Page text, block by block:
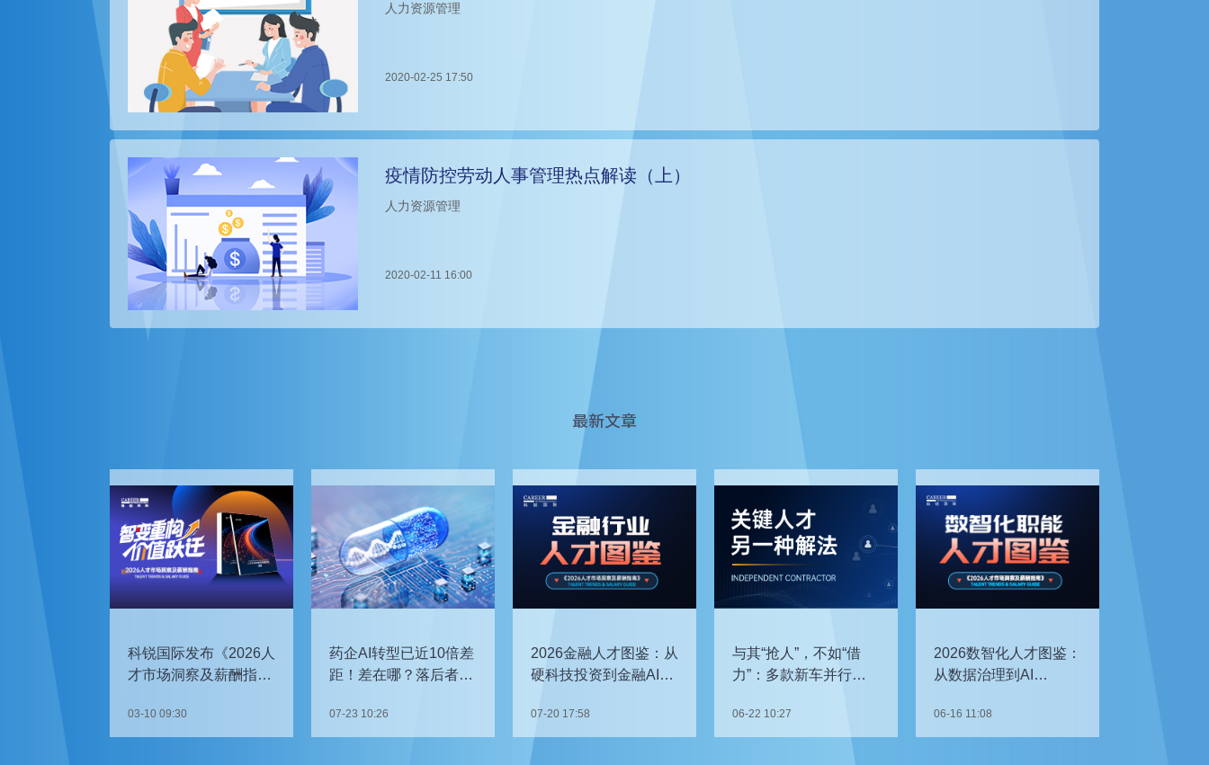
人力资源管理
2020-02-25 17:50
疫情防控劳动人事管理热点解读（上）
人力资源管理
2020-02-11 16:00
最新文章
科锐国际发布《2026人
才市场洞察及薪酬指
03-10 09:30
药企AI转型已近10倍差
距！差在哪？落后者该
07-23 10:26
2026金融人才图鉴：从
硬科技投资到金融AI，
单？
07-20 17:58
与其“抢人”，不如“借
力”：多款新车并行开
关键人才？
06-22 10:27
2026数智化人才图鉴：
从数据治理到AI
06-16 11:08